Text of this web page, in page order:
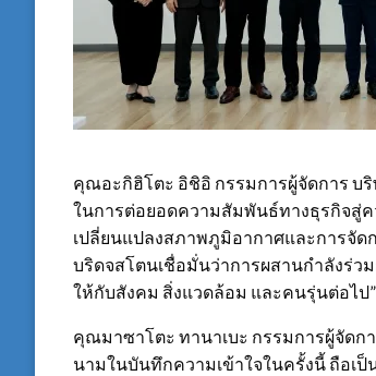
คุณอะกิฮิโตะ อิชิอิ กรรมการผู้จัดการ บ
ในการต่อยอดความสัมพันธ์ทางธุรกิจสู่
เปลี่ยนแปลงสภาพภูมิอากาศและการจัด
บริดจสโตนเชื่อมั่นว่าการผสานกำลังร่
ให้กับสังคม สิ่งแวดล้อม และคนรุ่นต่อไป”
คุณมาซาโตะ ทานาเบะ กรรมการผู้จัดก
นามในบันทึกความเข้าใจในครั้งนี้ ถือเ